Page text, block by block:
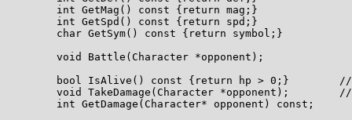
        int GetMag() const {return mag;}
        int GetSpd() const {return spd;}
        char GetSym() const {return symbol;}
        void Battle(Character *opponent);
bool IsAlive() const {return hp > 0;}
void TakeDamage(Character *opponent);
        int GetDamage(Character* opponent) const;